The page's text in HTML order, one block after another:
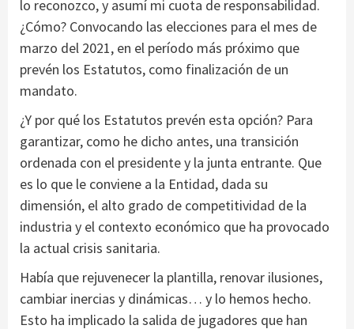
lo reconozco, y asumí mi cuota de responsabilidad.
¿Cómo? Convocando las elecciones para el mes de
marzo del 2021, en el período más próximo que
prevén los Estatutos, como finalización de un
mandato.
¿Y por qué los Estatutos prevén esta opción? Para
garantizar, como he dicho antes, una transición
ordenada con el presidente y la junta entrante. Que
es lo que le conviene a la Entidad, dada su
dimensión, el alto grado de competitividad de la
industria y el contexto económico que ha provocado
la actual crisis sanitaria.
Había que rejuvenecer la plantilla, renovar ilusiones,
cambiar inercias y dinámicas… y lo hemos hecho.
Esto ha implicado la salida de jugadores que han